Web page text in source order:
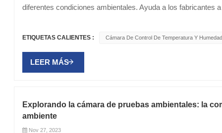
diferentes condiciones ambientales. Ayuda a los fabricantes
de productos y el control de calidad en varias industrias. El
cámaras de prueba de estabilidad simulan diferentes
otros parámetros. Utiliza sensores y sistemas de control
presiones de aire y otros parámetros ambientales a través
condiciones extremas según los requisitos del producto para
rendimiento del producto en condiciones extremas A través
ETIQUETAS CALIENTES : Cámara De Control De Temperatura Y Humedad.
LEER MÁS
Explorando la cámara de pruebas ambientales: la
ambiente
Nov 27, 2023